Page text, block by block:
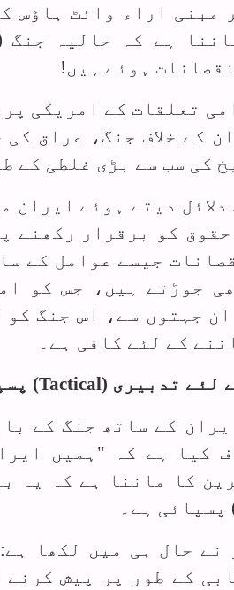
مبنی اراء وائٹ ہاؤس
ہے کہ حالیہ
ہوئے ہیں!
تعلقات کے امریکی
کے خلاف جنگ، عراق
کی سب سے بڑی غلطی کے
دیتے ہوئے ایران
کو برقرار رکھنے
جیسے عوامل کے
جوڑتے ہیں، جس کو
جہتوں سے، اس جنگ
کے لئے کافی ہے۔
لئے تدبیری (Tactical
)
کے ساتھ جنگ کے
کیا ہے کہ "ہمیں
کا ماننا ہے کہ یہ
پسپائی ہے۔
نے حال ہی میں لکھا
کے طور پر پیش